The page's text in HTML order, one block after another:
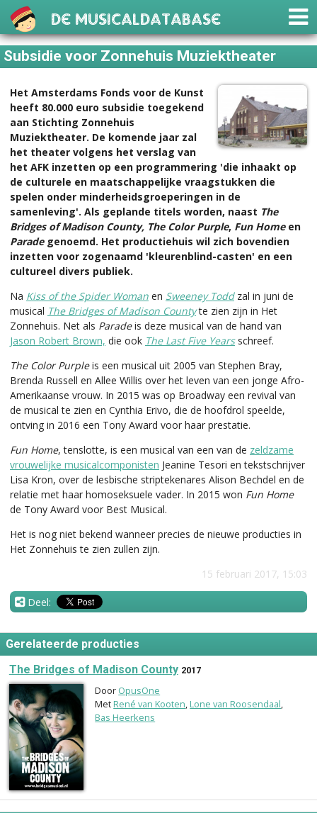
De Musicaldatabase
Subsidie voor Zonnehuis Muziektheater
Het Amsterdams Fonds voor de Kunst
heeft 80.000 euro subsidie toegekend
aan Stichting Zonnehuis
Muziektheater. De komende jaar zal
het theater volgens het verslag van
het AFK inzetten op een programmering 'die inhaakt op
de culturele en maatschappelijke vraagstukken die
spelen onder minderheidsgroeperingen in de
samenleving'. Als geplande titels worden, naast The
Bridges of Madison County, The Color Purple, Fun Homeen
Paradegenoemd. Het productiehuis wil zich bovendien
inzetten voor zogenaamd 'kleurenblind-casten' en een
cultureel divers publiek.
Na Kiss of the Spider Woman en Sweeney Toddzal in juni de
musical The Bridges of Madison County te zien zijn in Het
Zonnehuis. Net als Paradeis deze musical van de hand van
Jason Robert Brown, die ook The Last Five Yearsschreef.
The Color Purpleis een musical uit 2005 van Stephen Bray,
Brenda Russell en Allee Willis over het leven van een jonge Afro-
Amerikaanse vrouw. In 2015 was op Broadway een revival van
de musical te zien en Cynthia Erivo, die de hoofdrol speelde,
ontving in 2016 een Tony Award voor haar prestatie.
Fun Home, tenslotte, is een musical van een van de zeldzame
vrouwelijke musicalcomponisten Jeanine Tesori en tekstschrijver
Lisa Kron, over de lesbische striptekenares Alison Bechdel en de
relatie met haar homoseksuele vader. In 2015 won Fun Home
de Tony Award voor Best Musical.
Het is nog niet bekend wanneer precies de nieuwe producties in
Het Zonnehuis te zien zullen zijn.
15 februari 2017, 15:03
Deel:
Gerelateerde producties
The Bridges of Madison County 2017
Door OpusOne
MetRené van Kooten,Lone van Roosendaal,
Bas Heerkens